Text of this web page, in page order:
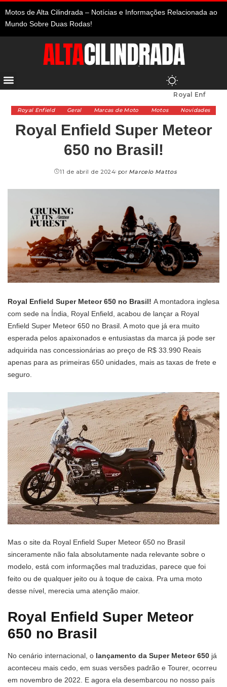
Motos de Alta Cilindrada – Notícias e Informações Relacionada ao
Mundo Sobre Duas Rodas!
Royal Enfield Super Meteor 650 no Brasil!
Royal Enfield Geral Marcas de Moto Motos Novidades
Royal Enfield Super Meteor
650 no Brasil!
11 de abril de 2024 por Marcelo Mattos
Royal Enfield Super Meteor 650 no Brasil! A montadora inglesa
com sede na Índia, Royal Enfield, acabou de lançar a Royal
Enfield Super Meteor 650 no Brasil. A moto que já era muito
esperada pelos apaixonados e entusiastas da marca já pode ser
adquirida nas concessionárias ao preço de R$ 33.990 Reais
apenas para as primeiras 650 unidades, mais as taxas de frete e
seguro.
Mas o site da Royal Enfield Super Meteor 650 no Brasil
sinceramente não fala absolutamente nada relevante sobre o
modelo, está com informações mal traduzidas, parece que foi
feito ou de qualquer jeito ou à toque de caixa. Pra uma moto
desse nível, merecia uma atenção maior.
Royal Enfield Super Meteor
650 no Brasil
No cenário internacional, o lançamento da Super Meteor 650 já
aconteceu mais cedo, em suas versões padrão e Tourer, ocorreu
em novembro de 2022. E agora ela desembarcou no nosso país